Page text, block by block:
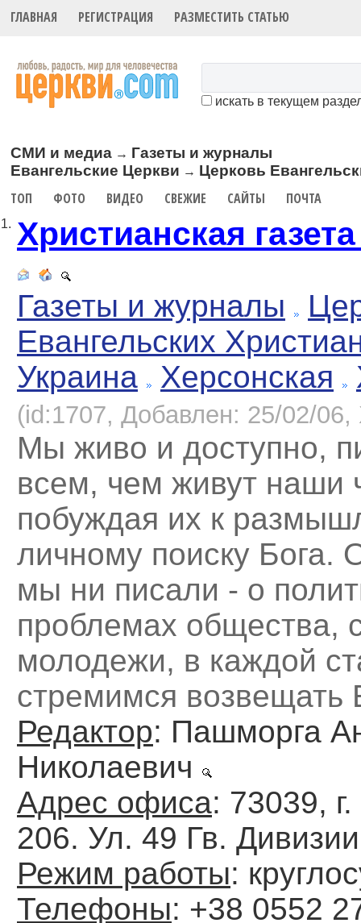
ГЛАВНАЯ РЕГИСТРАЦИЯ РАЗМЕСТИТЬ СТАТЬЮ
искать в текущем
СМИ и медиа → Газеты и журналы
Евангельские Церкви → Церковь
ТОП ФОТО ВИДЕО СВЕЖИЕ САЙТЫ ПОЧТА
1. Христианская
Газеты и журналы
Евангельских
Украина
Херсонская
(id:1707, Добавлен: 25/02/06,
Мы живо и доступно,
всем, чем живут наши
побуждая их к
личному поиску Бога.
мы ни писали - о
проблемах общества,
молодежи, в каждой
стремимся возвещать
Редактор: Пашморга
Николаевич
Адрес офиса: 73039,
206. Ул. 49 Гв.
Режим работы:
Телефоны: +38 0552